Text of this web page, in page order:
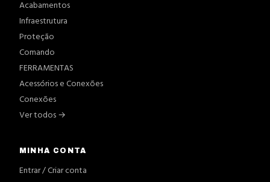
Acabamentos
Infraestrutura
Proteção
Comando
FERRAMENTAS
Acessórios e Conexões
Conexões
Ver todos →
MINHA CONTA
Entrar / Criar conta